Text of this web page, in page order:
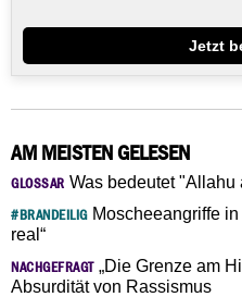
Jetzt
AM MEISTEN GELESEN
GLOSSAR Was bedeutet "Allahu
#BRANDEILIGMoscheeangriffe in
real“
NACHGEFRAGT„Die Grenze am
Absurdität von Rassismus